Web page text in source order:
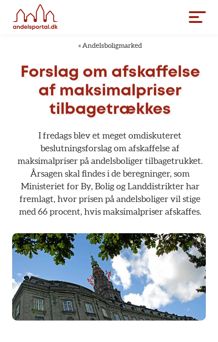
« Andelsboligmarked
Forslag om afskaffelse
af maksimalpriser
tilbagetrækkes
I fredags blev et meget omdiskuteret
beslutningsforslag om afskaffelse af
maksimalpriser på andelsboliger tilbagetrukket.
Årsagen skal findes i de beregninger, som
Ministeriet for By, Bolig og Landdistrikter har
fremlagt, hvor prisen på andelsboliger vil stige
med 66 procent, hvis maksimalpriser afskaffes.